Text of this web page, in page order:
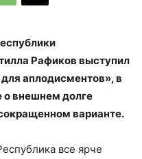
Рафиков выступил
аплодисментов», в
о внешнем долге
варианте.
все ярче